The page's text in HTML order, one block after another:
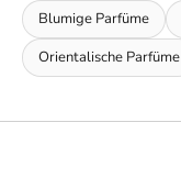
Blumige Parfüme
Orientalische Parfüme